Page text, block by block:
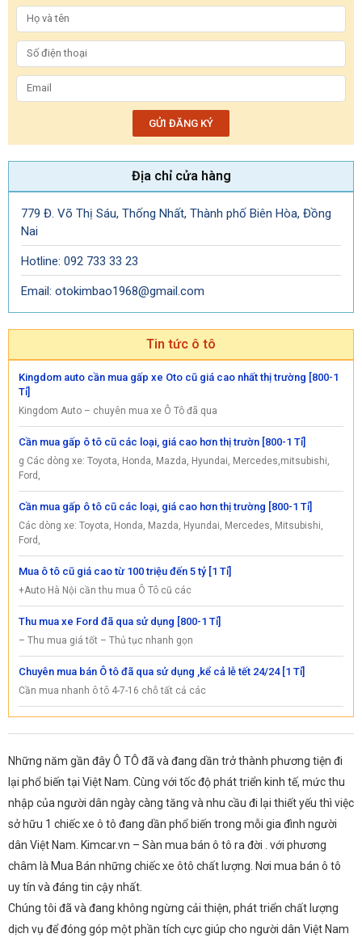
GỬI ĐĂNG KÝ
Địa chỉ cửa hàng
779 Đ. Võ Thị Sáu, Thống Nhất, Thành phố Biên Hòa, Đồng
Nai
Hotline: 092 733 33 23
Email: otokimbao1968@gmail.com
Tin tức ô tô
Kingdom auto cần mua gấp xe Oto cũ giá cao nhất thị trường [800-1
Tỉ]
Kingdom Auto – chuyên mua xe Ô Tô đã qua
Cần mua gấp ô tô cũ các loại, giá cao hơn thị trườn [800-1 Tỉ]
g Các dòng xe: Toyota, Honda, Mazda, Hyundai, Mercedes,mitsubishi,
Ford,
Cần mua gấp ô tô cũ các loại, giá cao hơn thị trường [800-1 Tỉ]
Các dòng xe: Toyota, Honda, Mazda, Hyundai, Mercedes, Mitsubishi,
Ford,
Mua ô tô cũ giá cao từ 100 triệu đến 5 tỷ [1 Tỉ]
+Auto Hà Nội cần thu mua Ô Tô cũ các
Thu mua xe Ford đã qua sử dụng [800-1 Tỉ]
– Thu mua giá tốt – Thủ tục nhanh gọn
Chuyên mua bán Ô tô đã qua sử dụng ,kể cả lễ tết 24/24 [1 Tỉ]
Cần mua nhanh ô tô 4-7-16 chỗ tất cả các
Những năm gần đây Ô TÔ đã và đang dần trở thành phương tiện đi
lại phổ biến tại Việt Nam. Cùng với tốc độ phát triển kinh tế, mức thu
nhập của người dân ngày càng tăng và nhu cầu đi lại thiết yếu thì việc
sở hữu 1 chiếc xe ô tô đang dần phổ biến trong mỗi gia đình người
dân Việt Nam. Kimcar.vn – Sàn mua bán ô tô ra đời . với phương
châm là Mua Bán những chiếc xe ôtô chất lượng. Nơi mua bán ô tô
uy tín và đáng tin cậy nhất.
Chúng tôi đã và đang không ngừng cải thiện, phát triển chất lượng
dịch vụ để đóng góp một phần tích cực giúp cho người dân Việt Nam